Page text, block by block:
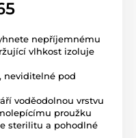
nepříjemnému
vlhkost izoluje
neviditelné pod
voděodolnou vrstvu
proužku
sterilitu a pohodlné